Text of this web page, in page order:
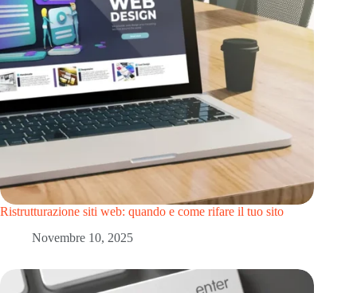
Ristrutturazione siti web: quando e come rifare il tuo sito
Novembre 10, 2025